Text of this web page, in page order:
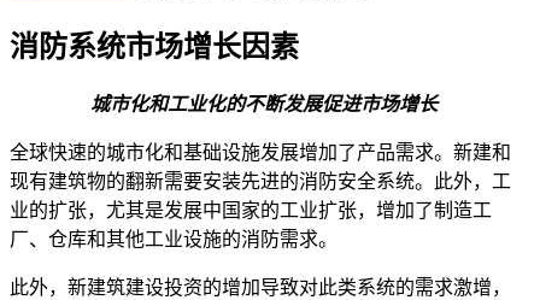
消防系统市场增长因素
城市化和工业化的不断发展促进市场增长
全球快速的城市化和基础设施发展增加了产品需求。新建和
现有建筑物的翻新需要安装先进的消防安全系统。此外，工
业的扩张，尤其是发展中国家的工业扩张，增加了制造工
厂、仓库和其他工业设施的消防需求。
此外，新建筑建设投资的增加导致对此类系统的需求激增，